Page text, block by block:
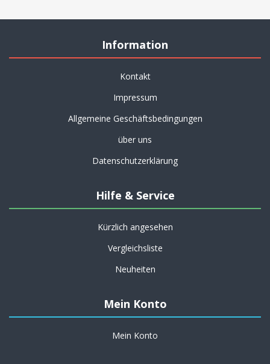
Information
Kontakt
Impressum
Allgemeine Geschäftsbedingungen
über uns
Datenschutzerklärung
Hilfe & Service
Kürzlich angesehen
Vergleichsliste
Neuheiten
Mein Konto
Mein Konto